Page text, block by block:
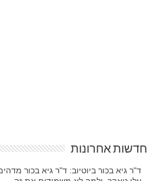
חדשות אחרונות
ד"ר גיא בכור ביוטיוב: ד"ר גיא בכור